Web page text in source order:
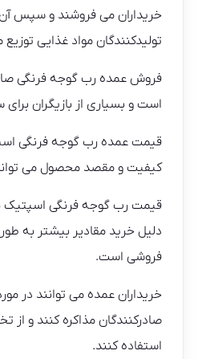
خریداران می فروشند و سپس آن
تولیدکنندگان مواد غذایی
فروش عمده رب گوجه فرنگی
است و بسیاری از بازیگران برای
قیمت عمده رب گوجه فرنگی
کیفیت و مقصد محصول می
قیمت رب گوجه فرنگی اسپتیک
دلیل خرید مقادیر بیشتر به
فروشی است.
خریداران عمده می توانند در
صادرکنندگان مذاکره کنند و از
استفاده کنند.